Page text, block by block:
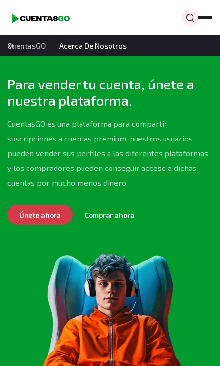
CuentasGO Acerca De Nosotros
Para vender tu cuenta, únete a
nuestra plataforma.
CuentasGO es una plataforma para compartir
suscripciones a cuentas premium, nuestros usuarios
pueden vender sus perfiles a las diferentes plataformas
y los compradores pueden conseguir acceso a dichas
cuentas por mucho menos dinero.
Únete ahora Comprar ahora